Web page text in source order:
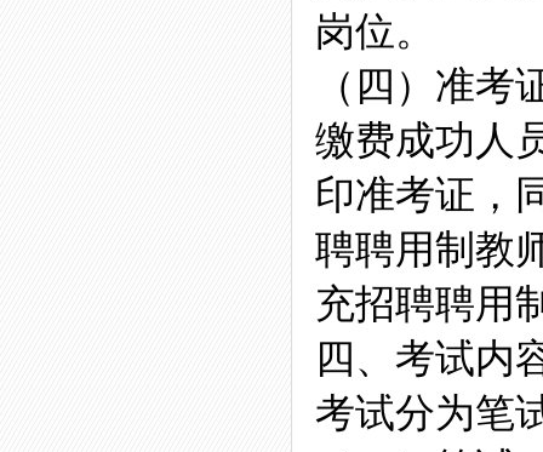
岗位。
（四）准考
缴费成功人
印准考证，
聘聘用制教
充招聘聘用
四、考试内
考试分为笔